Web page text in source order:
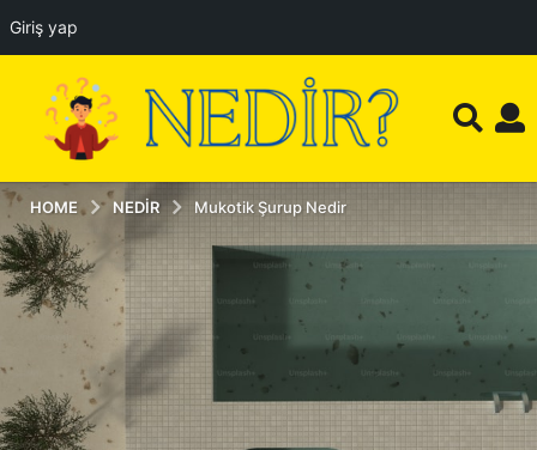
Giriş yap
HOME NEDIR Mukotik Şurup Nedir